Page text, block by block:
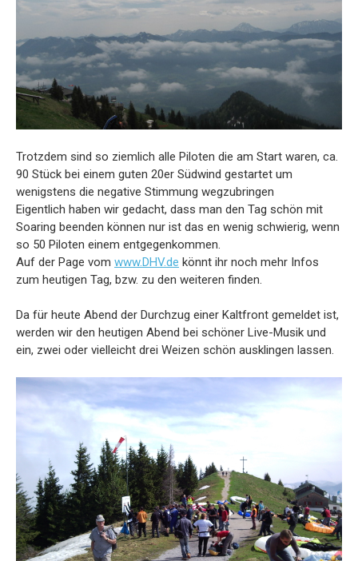
Trotzdem sind so ziemlich alle Piloten die am Start waren, ca.
90 Stück bei einem guten 20er Südwind gestartet um
wenigstens die negative Stimmung wegzubringen
Eigentlich haben wir gedacht, dass man den Tag schön mit
Soaring beenden können nur ist das en wenig schwierig, wenn
so 50 Piloten einem entgegenkommen.
Auf der Page vom www.DHV.de könnt ihr noch mehr Infos
zum heutigen Tag, bzw. zu den weiteren finden.
Da für heute Abend der Durchzug einer Kaltfront gemeldet ist,
werden wir den heutigen Abend bei schöner Live-Musik und
ein, zwei oder vielleicht drei Weizen schön ausklingen lassen.